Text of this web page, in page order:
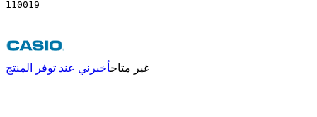
110019
غير متاحأخبرني عند توفر المنتج